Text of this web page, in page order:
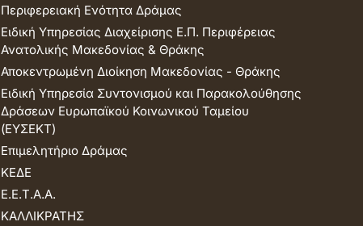
Περιφερειακή Ενότητα Δράμας
Ειδική Υπηρεσίας Διαχείρισης Ε.Π. Περιφέρειας
Ανατολικής Μακεδονίας & Θράκης
Αποκεντρωμένη Διοίκηση Μακεδονίας - Θράκης
Ειδική Υπηρεσία Συντονισμού και Παρακολούθησης
Δράσεων Ευρωπαϊκού Κοινωνικού Ταμείου
(ΕΥΣΕΚΤ)
Επιμελητήριο Δράμας
ΚΕΔΕ
Ε.Ε.Τ.Α.Α.
ΚΑΛΛΙΚΡΑΤΗΣ